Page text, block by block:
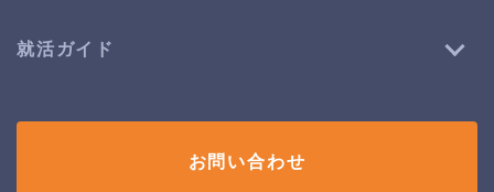
就活ガイド
お問い合わせ